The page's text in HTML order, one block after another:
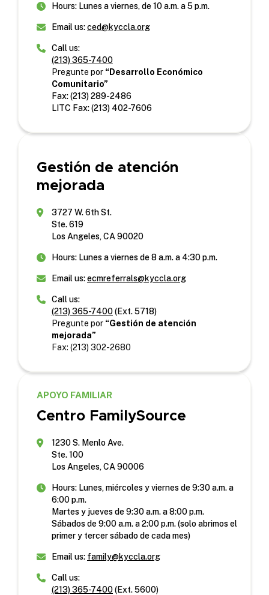
Hours: Lunes a viernes, de 10 a.m. a 5 p.m.
Email us:ced@kyccla.org
Call us:
(213) 365-7400
Pregunte por “Desarrollo Económico
Comunitario”
Fax: (213) 289-2486
LITC Fax: (213) 402-7606
Gestión de atención
mejorada
3727 W. 6th St.
Ste. 619
Los Angeles, CA 90020
Hours: Lunes a viernes de 8 a.m. a 4:30 p.m.
Email us:ecmreferrals@kyccla.org
Call us:
(213) 365-7400(Ext. 5718)
Pregunte por “Gestión de atención
mejorada”
Fax: (213) 302-2680
APOYO FAMILIAR
Centro FamilySource
1230 S. Menlo Ave.
Ste. 100
Los Angeles, CA 90006
Hours: Lunes, miércoles y viernes de 9:30 a.m. a
6:00 p.m.
Martes y jueves de 9:30 a.m. a 8:00 p.m.
Sábados de 9:00 a.m. a 2:00 p.m. (solo abrimos el
primer y tercer sábado de cada mes)
Email us: family@kyccla.org
Call us:
(213) 365-7400(Ext. 5600)